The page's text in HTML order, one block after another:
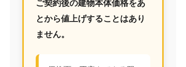
ご契約後の建物本体価格をあ
とから値上げすることはあり
ません。